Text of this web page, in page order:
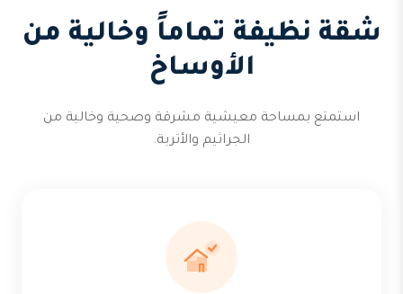
شقة نظيفة تماماً وخالية من
الأوساخ
استمتع بمساحة معيشية مشرقة وصحية وخالية من
الجراثيم والأتربة.